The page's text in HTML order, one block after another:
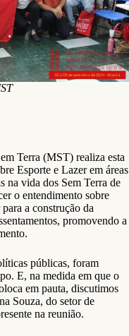
Terra (MST) realiza esta
Esporte e Lazer em áreas
na vida dos Sem Terra de
o entendimento sobre
a construção da
promovendo a
públicas, foram
E, na medida em que o
em pauta, discutimos
Souza, do setor de
na reunião.